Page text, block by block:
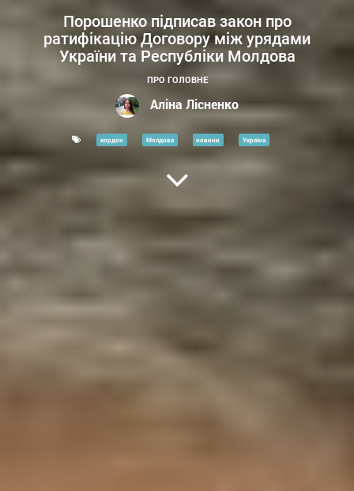
Порошенко підписав закон про
ратифікацію Договору між урядами
України та Республіки Молдова
ПРО ГОЛОВНЕ
Аліна Лісненко
кордон Молдова новини Україна